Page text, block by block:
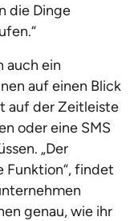
die Dinge
auch ein
auf einen Blick
auf der Zeitleiste
oder eine SMS
„Der
Funktion“, findet
genau, wie ihr